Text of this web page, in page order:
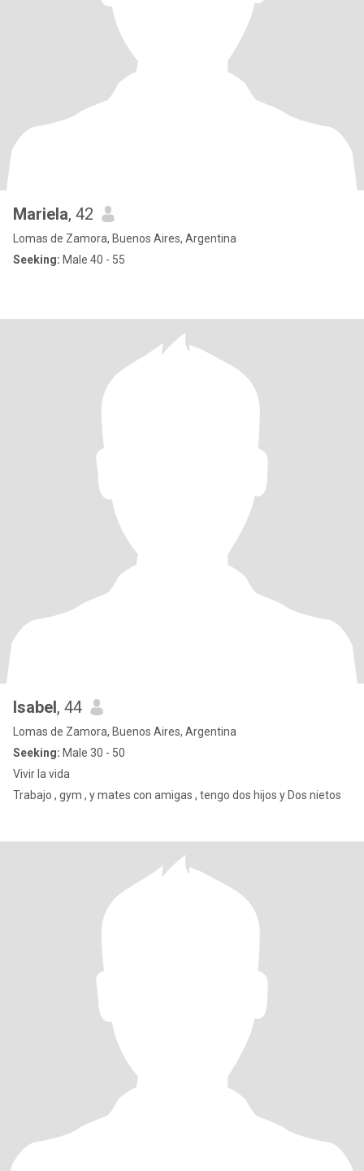
Mariela, 42
Lomas de Zamora, Buenos Aires, Argentina
Seeking: Male 40 - 55
Isabel, 44
Lomas de Zamora, Buenos Aires, Argentina
Seeking: Male 30 - 50
Vivir la vida
Trabajo , gym , y mates con amigas , tengo dos hijos y Dos nietos